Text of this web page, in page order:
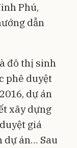
Phú,
dẫn
đô thị sinh
phê duyệt
dự án
xây dựng
giá
dự án… Sau